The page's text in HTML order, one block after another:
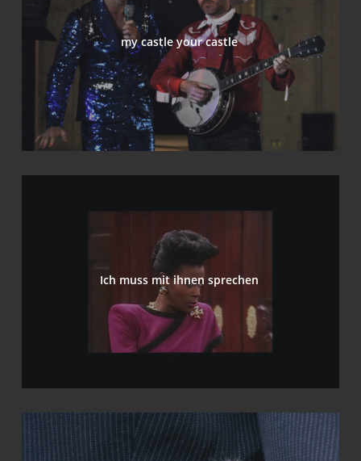
my cast­le your castle
Ich muss mit ihnen sprechen